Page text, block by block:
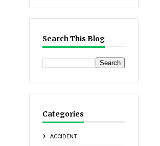
Search This Blog
Categories
ACCIDENT